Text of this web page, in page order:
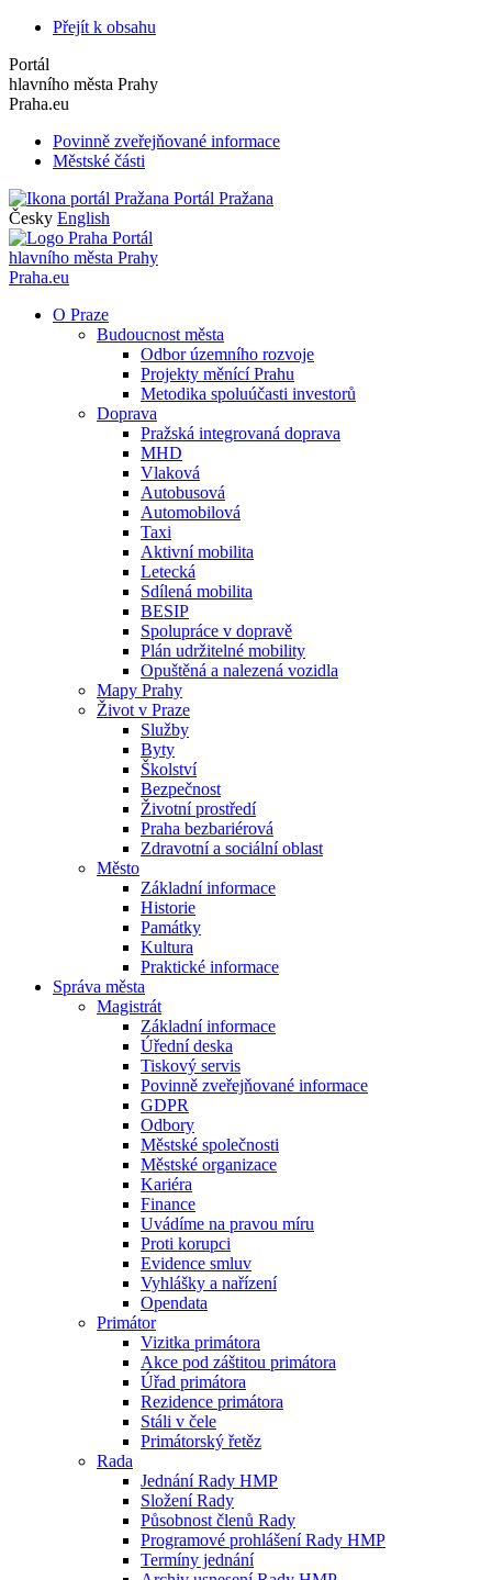
Přejít k obsahu
Portál
hlavního města Prahy
Praha.eu
Povinně zveřejňované informace
Městské části
Portál Pražana
Česky English
Portál
hlavního města Prahy
Praha.eu
O Praze
Budoucnost města
Odbor územního rozvoje
Projekty měnící Prahu
Metodika spoluúčasti investorů
Doprava
Pražská integrovaná doprava
MHD
Vlaková
Autobusová
Automobilová
Taxi
Aktivní mobilita
Letecká
Sdílená mobilita
BESIP
Spolupráce v dopravě
Plán udržitelné mobility
Opuštěná a nalezená vozidla
Mapy Prahy
Život v Praze
Služby
Byty
Školství
Bezpečnost
Životní prostředí
Praha bezbariérová
Zdravotní a sociální oblast
Město
Základní informace
Historie
Památky
Kultura
Praktické informace
Správa města
Magistrát
Základní informace
Úřední deska
Tiskový servis
Povinně zveřejňované informace
GDPR
Odbory
Městské společnosti
Městské organizace
Kariéra
Finance
Uvádíme na pravou míru
Proti korupci
Evidence smluv
Vyhlášky a nařízení
Opendata
Primátor
Vizitka primátora
Akce pod záštitou primátora
Úřad primátora
Rezidence primátora
Stáli v čele
Primátorský řetěz
Rada
Jednání Rady HMP
Složení Rady
Působnost členů Rady
Programové prohlášení Rady HMP
Termíny jednání